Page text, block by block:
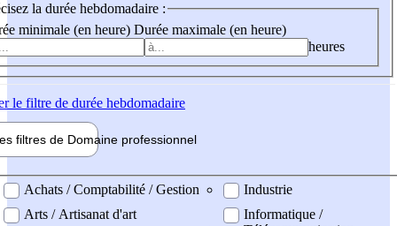
la durée hebdomadaire :
minimale (en heure) Durée maximale (en heure)
heures
le filtre de durée hebdomadaire
filtres de Domaine professionnel
professionel
Achats / Comptabilité / Gestion
Arts / Artisanat d'art
Industrie
Informatique /